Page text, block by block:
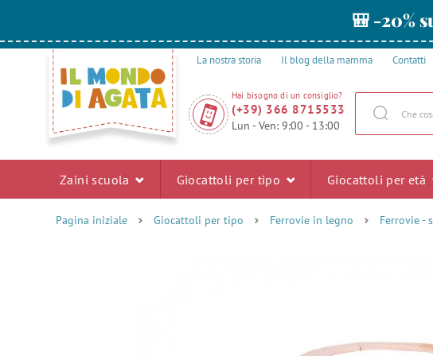
🎒 -20%
La nostra storia Il blog della mamma Contatti
Hai bisogno di un consiglio?
(+39) 366 8715533
Lun - Ven: 9:00 - 13:00
Zaini scuola Giocattoli per tipo Giocattoli per età
Pagina iniziale Giocattoli per tipo Ferrovie in legno Ferrovie -